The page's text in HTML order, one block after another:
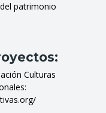
patrimonio
Culturas